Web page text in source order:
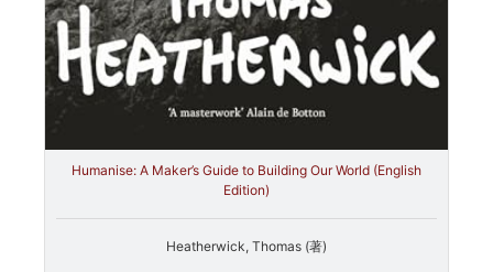
Humanise: A Maker’s Guide to Building Our World (English
Edition)
Heatherwick, Thomas (著)